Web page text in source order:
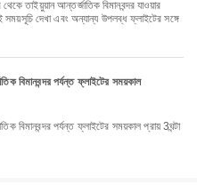
দেখা এবং অন্যান্য উপলব্ধ ফ্লাইটের সঙ্গে
বিমানবন্দর পর্যন্ত ফ্লাইটের সময়কাল